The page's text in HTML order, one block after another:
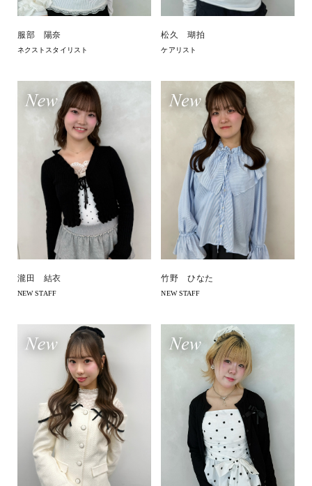
服部 陽奈
ネクストスタイリスト
松久 瑚拍
ケアリスト
瀧田 結衣
NEW STAFF
竹野 ひなた
NEW STAFF